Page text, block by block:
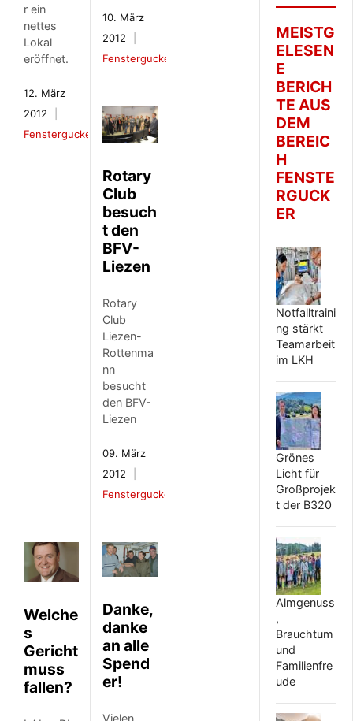
r ein
nettes
Lokal
eröffnet.
12. März
2012
Fenstergucker
10. März
2012
Fenstergucker
Rotary
Club
besuch
t den
BFV-
Liezen
Rotary
Club
Liezen-
Rottenma
nn
besucht
den BFV-
Liezen
09. März
2012
Fenstergucker
Welche
s
Gericht
muss
fallen?
Danke,
danke
an alle
Spend
er!
MEISTG
ELESEN
E
BERICH
TE AUS
DEM
BEREIC
H
FENSTE
RGUCK
ER
Notfalltraini
ng stärkt
Teamarbeit
im LKH
Grönes
Licht für
Großprojek
t der B320
Almgenuss
,
Brauchtum
und
Familienfre
ude